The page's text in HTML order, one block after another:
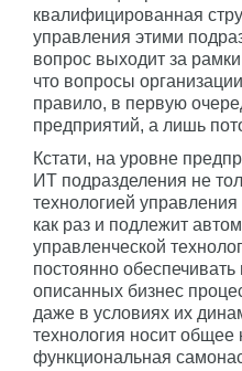
квалифицированная
управления этими
вопрос выходит за
что вопросы
правило, в первую
предприятий, а лишь
Кстати, на уровне
ИТ подразделения не
технологией
как раз и подлежит
управленческой
постоянно
описанных бизнес
даже в условиях их
технология носит общее
функциональная